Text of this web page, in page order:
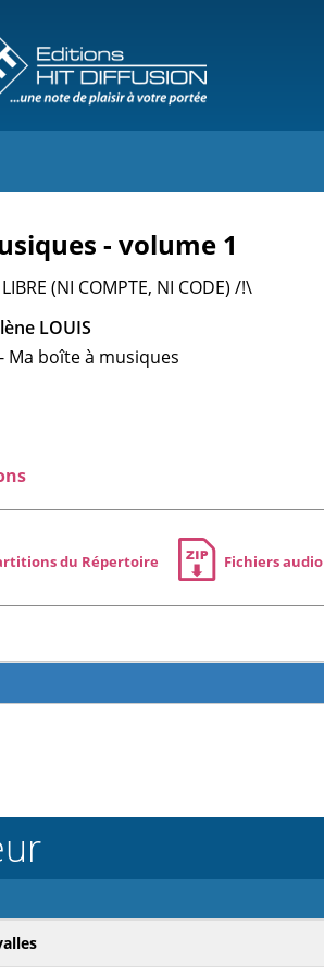
- volume 1
(NI COMPTE, NI CODE) /!\
LOUIS
Ma boîte à musiques
du Répertoire Fichiers audio